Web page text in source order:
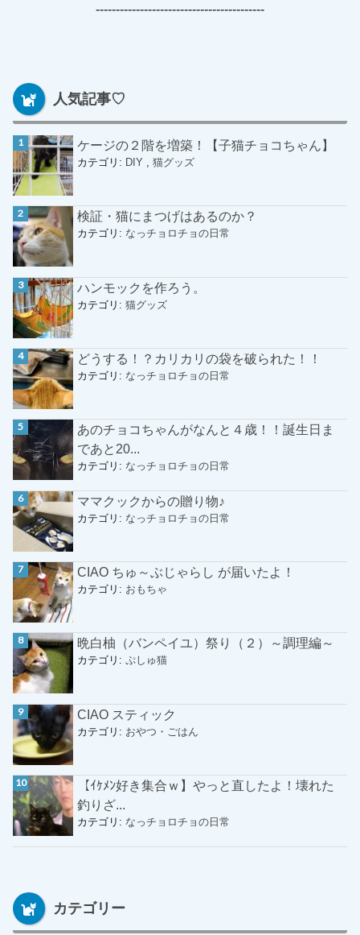
------------------------------------------
人気記事♡
ケージの２階を増築！【子猫チョコちゃん】
カテゴリ: DIY ,猫グッズ
検証・猫にまつげはあるのか？
カテゴリ: なっチョロチョの日常
ハンモックを作ろう。
カテゴリ:猫グッズ
どうする！？カリカリの袋を破られた！！
カテゴリ: なっチョロチョの日常
あのチョコちゃんがなんと４歳！！誕生日ま
であと20...
カテゴリ: なっチョロチョの日常
ママクックからの贈り物♪
カテゴリ: なっチョロチョの日常
CIAO ちゅ～ぶじゃらし が届いたよ！
カテゴリ: おもちゃ
晩白柚（バンペイユ）祭り（２）～調理編～
カテゴリ:ぷしゅ猫
CIAO スティック
カテゴリ: おやつ・ごはん
【ｲｹﾒﾝ好き集合ｗ】やっと直したよ！壊れた
釣りざ...
カテゴリ: なっチョロチョの日常
カテゴリー